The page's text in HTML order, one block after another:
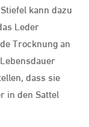
kann dazu
Leder
Trocknung an
dass sie
in den Sattel